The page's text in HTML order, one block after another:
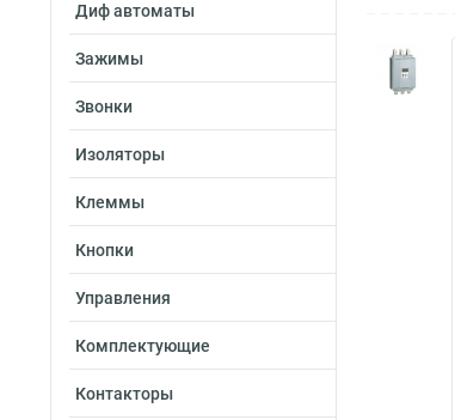
Диф автоматы
Зажимы
Звонки
Изоляторы
Клеммы
Кнопки
Управления
Комплектующие
Контакторы